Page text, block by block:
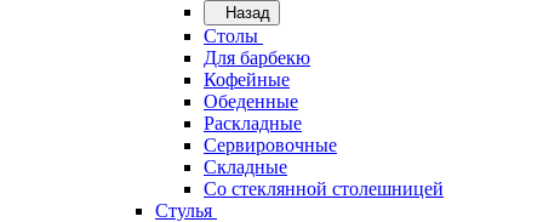
Назад
Столы
Для барбекю
Кофейные
Обеденные
Раскладные
Сервировочные
Складные
Со стеклянной столешницей
Стулья